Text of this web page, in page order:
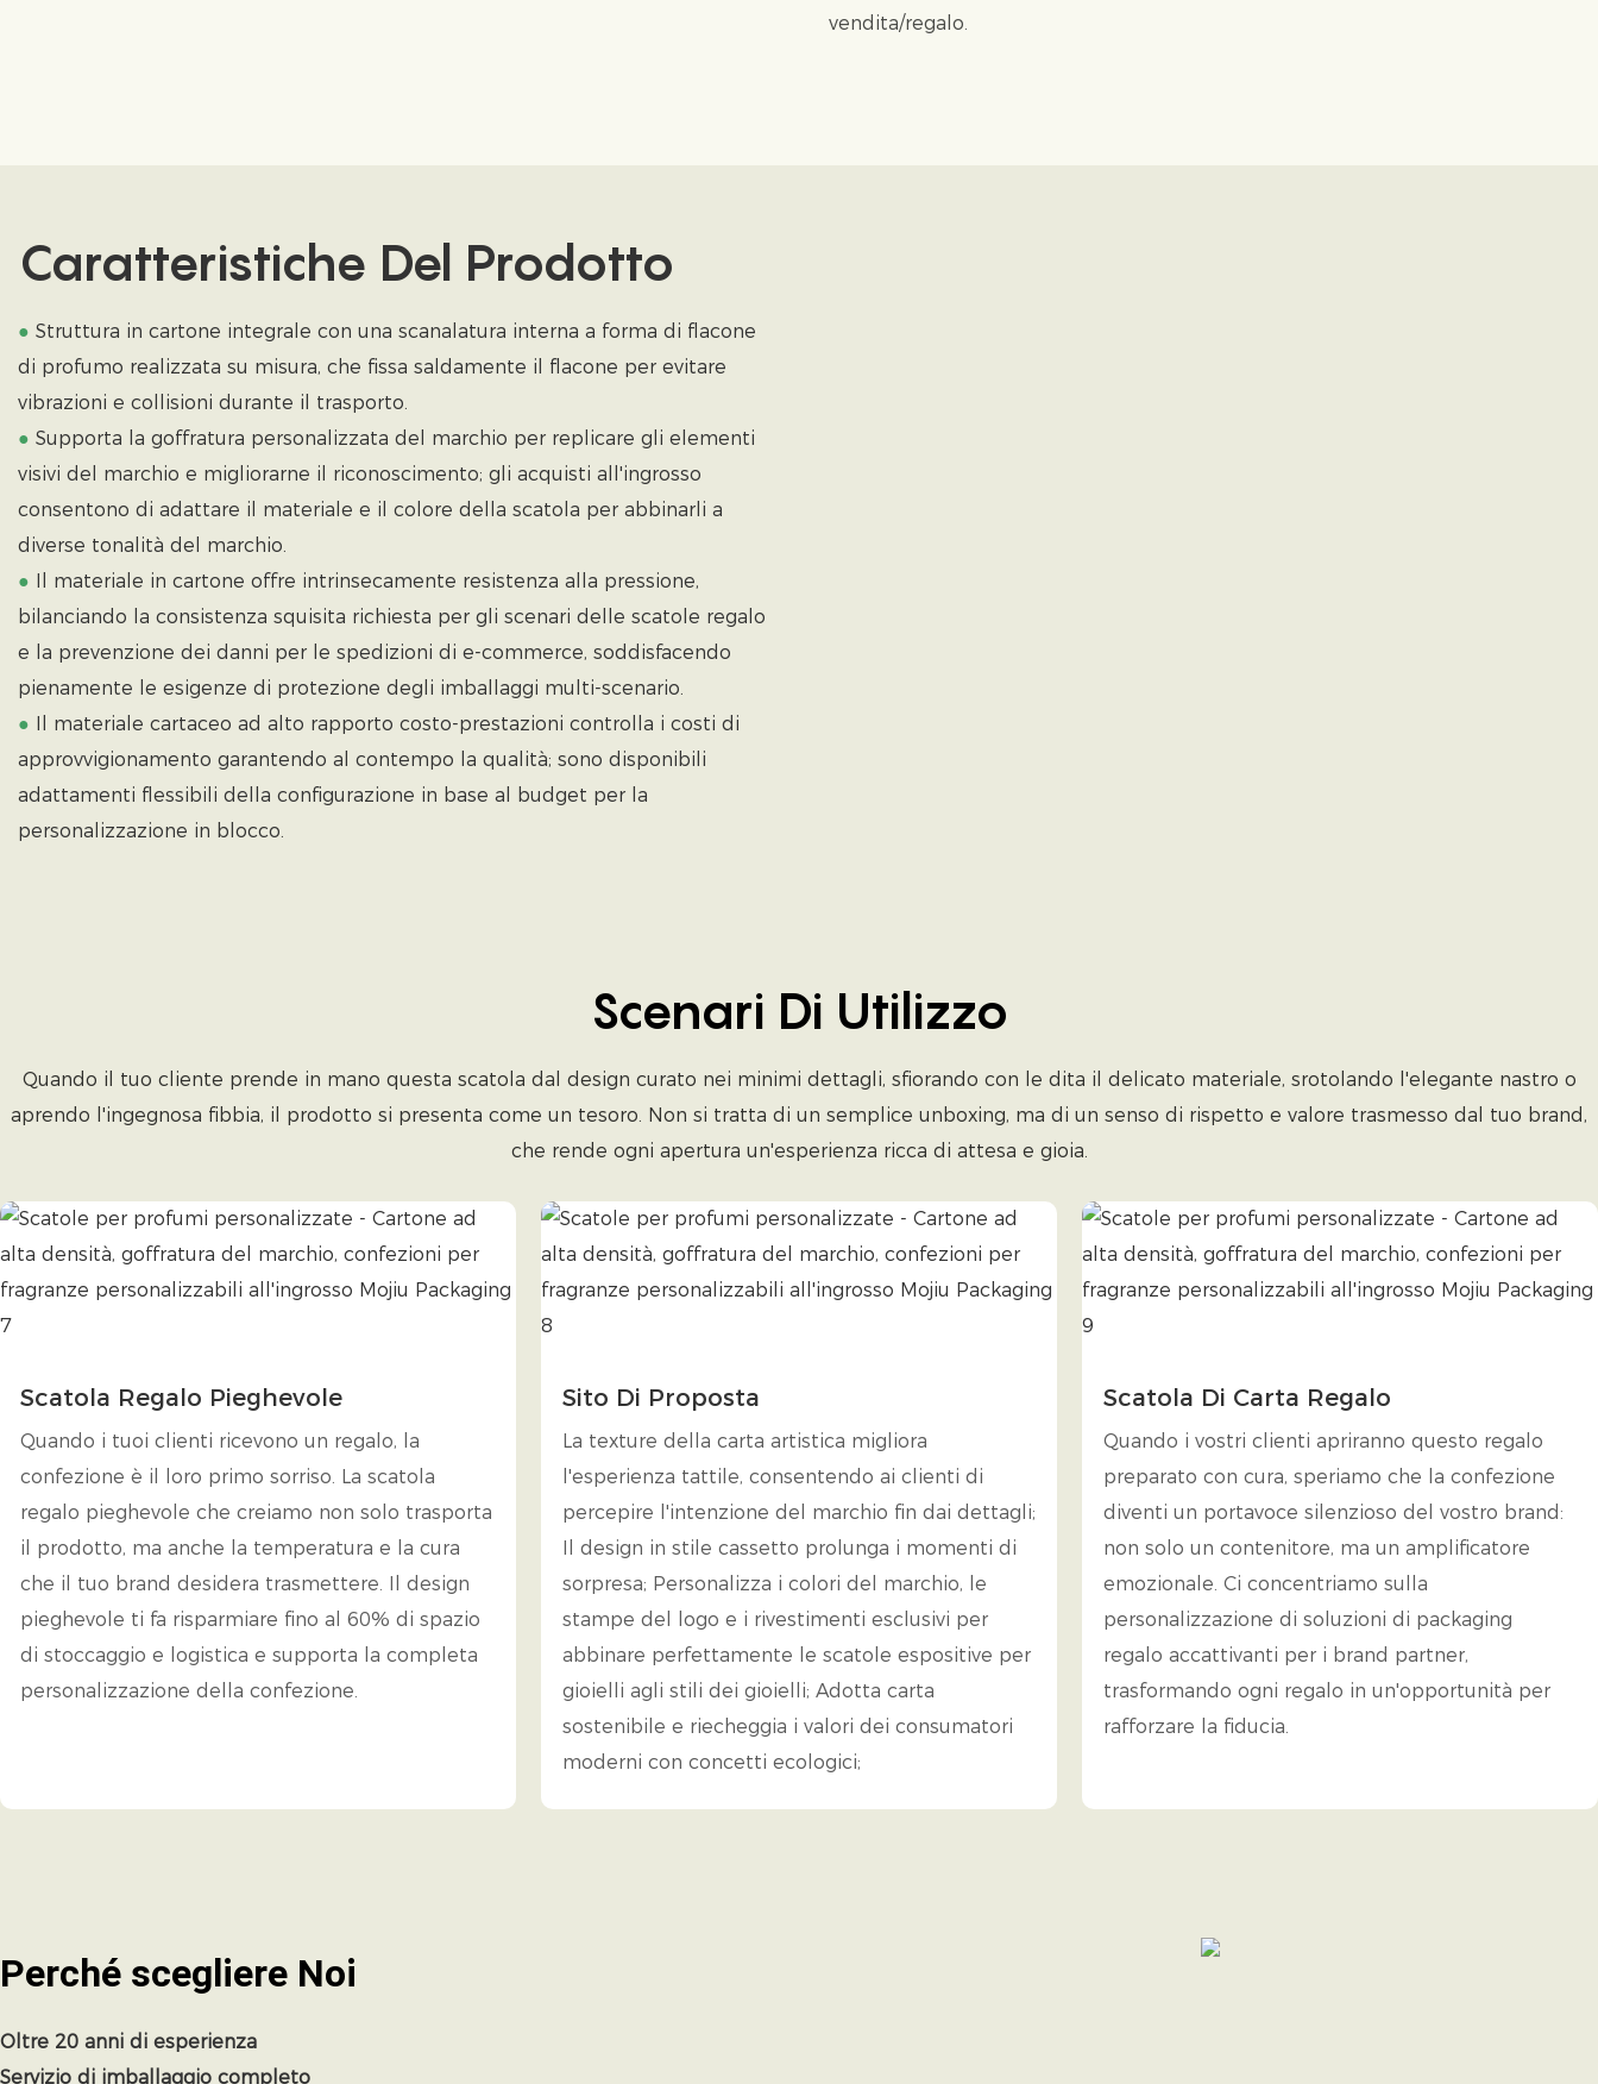
vendita/regalo.
Caratteristiche Del Prodotto
● Struttura in cartone integrale con una scanalatura interna a forma di flacone
di profumo realizzata su misura, che fissa saldamente il flacone per evitare
vibrazioni e collisioni durante il trasporto.
● Supporta la goffratura personalizzata del marchio per replicare gli elementi
visivi del marchio e migliorarne il riconoscimento; gli acquisti all'ingrosso
consentono di adattare il materiale e il colore della scatola per abbinarli a
diverse tonalità del marchio.
● Il materiale in cartone offre intrinsecamente resistenza alla pressione,
bilanciando la consistenza squisita richiesta per gli scenari delle scatole regalo
e la prevenzione dei danni per le spedizioni di e-commerce, soddisfacendo
pienamente le esigenze di protezione degli imballaggi multi-scenario.
● Il materiale cartaceo ad alto rapporto costo-prestazioni controlla i costi di
approvvigionamento garantendo al contempo la qualità; sono disponibili
adattamenti flessibili della configurazione in base al budget per la
personalizzazione in blocco.
Scenari Di Utilizzo
Quando il tuo cliente prende in mano questa scatola dal design curato nei minimi dettagli, sfiorando con le dita il delicato materiale, srotolando l'elegante nastro o
aprendo l'ingegnosa fibbia, il prodotto si presenta come un tesoro. Non si tratta di un semplice unboxing, ma di un senso di rispetto e valore trasmesso dal tuo brand,
che rende ogni apertura un'esperienza ricca di attesa e gioia.
Scatola Regalo Pieghevole
Quando i tuoi clienti ricevono un regalo, la
confezione è il loro primo sorriso. La scatola
regalo pieghevole che creiamo non solo trasporta
il prodotto, ma anche la temperatura e la cura
che il tuo brand desidera trasmettere. Il design
pieghevole ti fa risparmiare fino al 60% di spazio
di stoccaggio e logistica e supporta la completa
personalizzazione della confezione.
Sito Di Proposta
La texture della carta artistica migliora
l'esperienza tattile, consentendo ai clienti di
percepire l'intenzione del marchio fin dai dettagli;
Il design in stile cassetto prolunga i momenti di
sorpresa; Personalizza i colori del marchio, le
stampe del logo e i rivestimenti esclusivi per
abbinare perfettamente le scatole espositive per
gioielli agli stili dei gioielli; Adotta carta
sostenibile e riecheggia i valori dei consumatori
moderni con concetti ecologici;
Scatola Di Carta Regalo
Quando i vostri clienti apriranno questo regalo
preparato con cura, speriamo che la confezione
diventi un portavoce silenzioso del vostro brand:
non solo un contenitore, ma un amplificatore
emozionale. Ci concentriamo sulla
personalizzazione di soluzioni di packaging
regalo accattivanti per i brand partner,
trasformando ogni regalo in un'opportunità per
rafforzare la fiducia.
Perché scegliere Noi
Oltre 20 anni di esperienza
Servizio di imballaggio completo